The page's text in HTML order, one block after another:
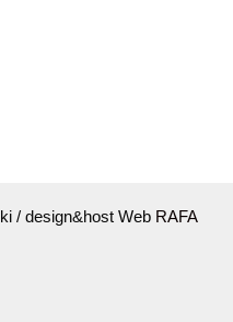
/ design&host Web RAFA